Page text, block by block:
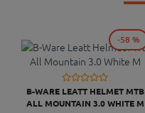
B-WARE LEATT HELMET MTB
ALL MOUNTAIN 3.0 WHITE M
-58 %